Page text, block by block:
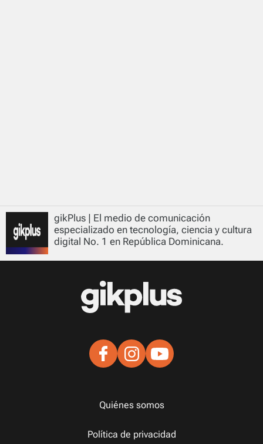
gikPlus | El medio de comunicación
especializado en tecnología, ciencia y cultura
digital No. 1 en República Dominicana.
Quiénes somos
Política de privacidad